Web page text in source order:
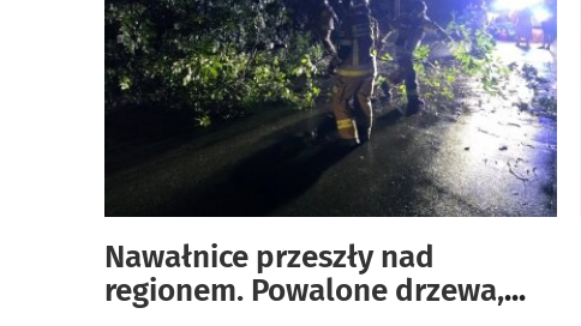
Nawałnice przeszły nad
regionem. Powalone drzewa,...